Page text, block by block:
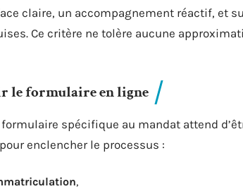
claire, un accompagnement réactif, et
Ce critère ne tolère aucune
le formulaire en ligne
spécifique au mandat attend
enclencher le processus :
,